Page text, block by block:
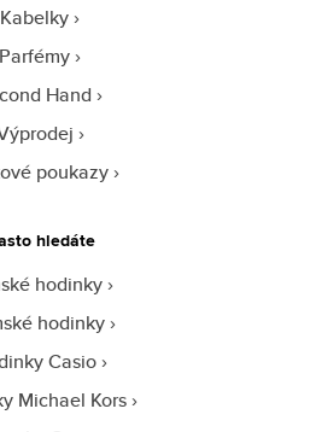
Kabelky
Parfémy
Hand
poukazy
hledáte
hodinky
hodinky
Casio
Michael Kors